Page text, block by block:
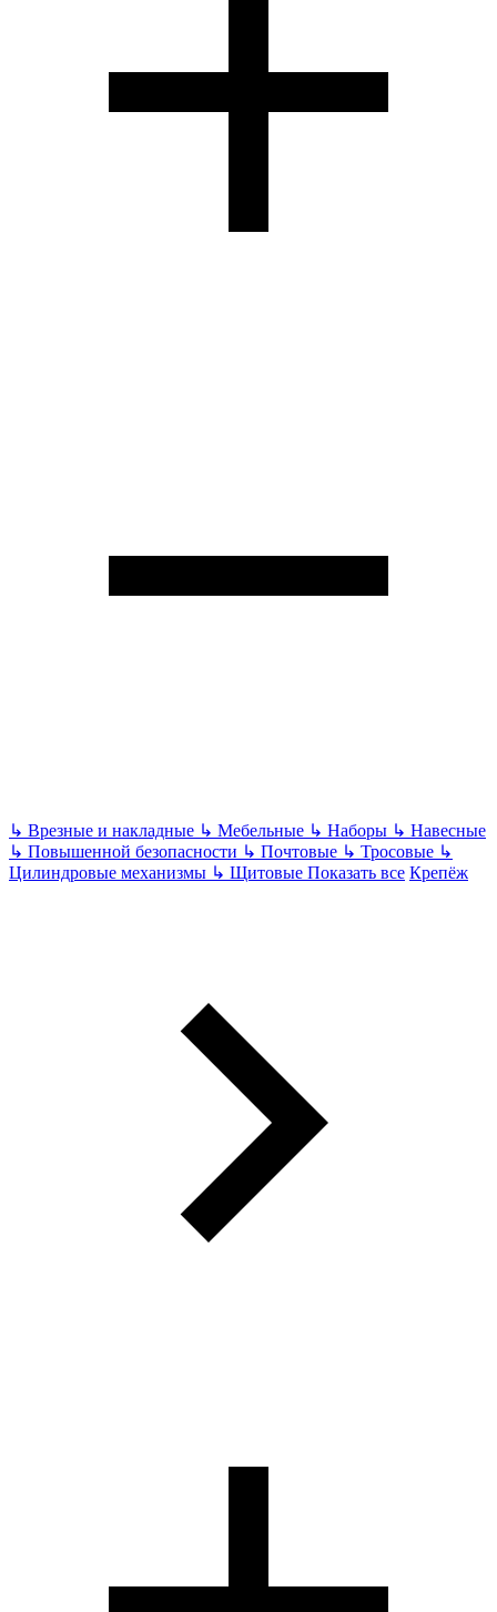
↳ Врезные и накладные ↳ Мебельные ↳ Наборы ↳ Навесные
↳ Повышенной безопасности ↳ Почтовые ↳ Тросовые ↳
Цилиндровые механизмы ↳ Щитовые Показать все Крепёж